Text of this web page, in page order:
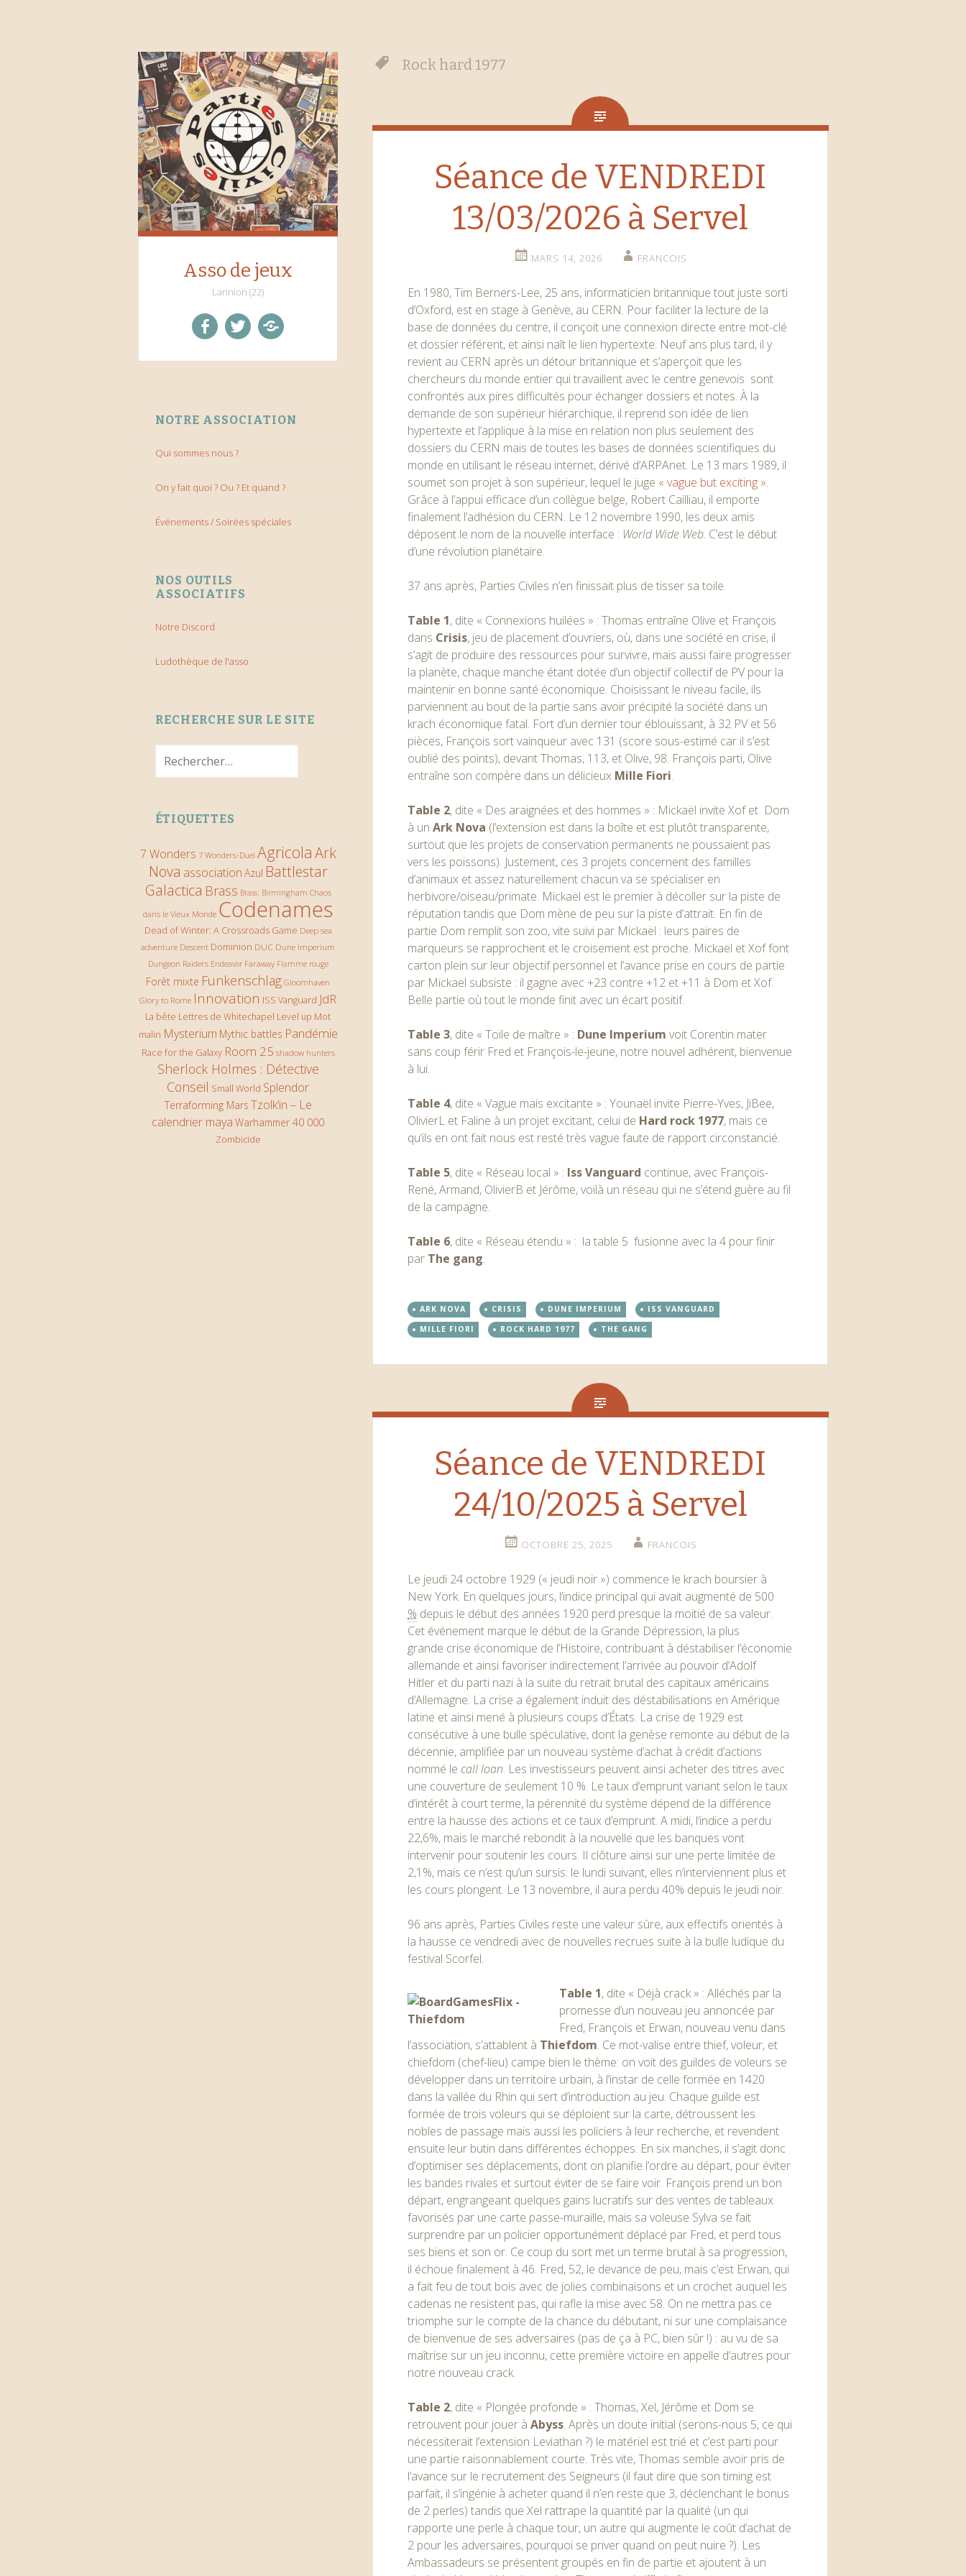
Asso de jeux
Lannion (22)
NOTRE ASSOCIATION
Qui sommes nous ?
On y fait quoi ? Ou ? Et quand ?
Événements / Soirées spéciales
NOS OUTILS
ASSOCIATIFS
Notre Discord
Ludothèque de l'asso
RECHERCHE SUR LE SITE
ÉTIQUETTES
7 Wonders 7 Wonders-Duel AgricolaArk
Nova association Azul Battlestar
Galactica Brass Brass: Birmingham Chaos
dans le Vieux Monde Codenames
Dead of Winter: A Crossroads Game Deep sea
adventure Descent Dominion DUC Dune Imperium
Dungeon Raiders Endeavor Faraway Flamme rouge
Forêt mixte Funkenschlag Gloomhaven
Glory to Rome Innovation ISS Vanguard JdR
La bête Lettres de Whitechapel Level up Mot
malin Mysterium Mythic battles Pandémie
Race for the Galaxy Room 25 shadow hunters
Sherlock Holmes : Détective
Conseil Small World Splendor
Terraforming Mars Tzolk’in – Le
calendrier maya Warhammer 40 000
Zombicide
Rock hard 1977
Séance de VENDREDI
13/03/2026 à Servel
MARS 14, 2026 FRANCOIS
En 1980, Tim Berners-Lee, 25 ans, informaticien britannique tout juste sorti
d’Oxford, est en stage à Genève, au CERN. Pour faciliter la lecture de la
base de données du centre, il conçoit une connexion directe entre mot-clé
et dossier référent, et ainsi naît le lien hypertexte. Neuf ans plus tard, il y
revient au CERN après un détour britannique et s’aperçoit que les
chercheurs du monde entier qui travaillent avec le centre genevois sont
confrontés aux pires difficultés pour échanger dossiers et notes. À la
demande de son supérieur hiérarchique, il reprend son idée de lien
hypertexte et l’applique à la mise en relation non plus seulement des
dossiers du CERN mais de toutes les bases de données scientifiques du
monde en utilisant le réseau internet, dérivé d’ARPAnet. Le 13 mars 1989, il
soumet son projet à son supérieur, lequel le juge « vague but exciting ».
Grâce à l’appui efficace d’un collègue belge, Robert Cailliau, il emporte
finalement l’adhésion du CERN. Le 12 novembre 1990, les deux amis
déposent le nom de la nouvelle interface : World Wide Web. C’est le début
d’une révolution planétaire.
37 ans après, Parties Civiles n’en finissait plus de tisser sa toile.
Table 1, dite « Connexions huilées » : Thomas entraîne Olive et François
dans Crisis, jeu de placement d’ouvriers, où, dans une société en crise, il
s’agit de produire des ressources pour survivre, mais aussi faire progresser
la planète, chaque manche étant dotée d’un objectif collectif de PV pour la
maintenir en bonne santé économique. Choisissant le niveau facile, ils
parviennent au bout de la partie sans avoir précipité la société dans un
krach économique fatal. Fort d’un dernier tour éblouissant, à 32 PV et 56
pièces, François sort vainqueur avec 131 (score sous-estimé car il s’est
oublié des points), devant Thomas, 113, et Olive, 98. François parti, Olive
entraîne son compère dans un délicieux Mille Fiori.
Table 2, dite « Des araignées et des hommes » : Mickaël invite Xof et Dom
à unArk Nova (l’extension est dans la boîte et est plutôt transparente,
surtout que les projets de conservation permanents ne poussaient pas
vers les poissons). Justement, ces 3 projets concernent des familles
d’animaux et assez naturellement chacun va se spécialiser en
herbivore/oiseau/primate. Mickaël est le premier à décoller sur la piste de
réputation tandis que Dom mène de peu sur la piste d’attrait. En fin de
partie Dom remplit son zoo, vite suivi par Mickaël : leurs paires de
marqueurs se rapprochent et le croisement est proche. Mickaël et Xof font
carton plein sur leur objectif personnel et l’avance prise en cours de partie
par Mickaël subsiste : il gagne avec +23 contre +12 et +11 à Dom et Xof.
Belle partie où tout le monde finit avec un écart positif.
Table 3, dite « Toile de maître » : Dune Imperium voit Corentin mater
sans coup férir Fred et François-le-jeune, notre nouvel adhérent, bienvenue
à lui.
Table 4, dite « Vague mais excitante » : Younaël invite Pierre-Yves, JiBee,
OlivierL et Faline à un projet excitant, celui de Hard rock 1977, mais ce
qu’ils en ont fait nous est resté très vague faute de rapport circonstancié.
Table 5, dite « Réseau local » : Iss Vanguard continue, avec François-
René, Armand, OlivierB et Jérôme, voilà un réseau qui ne s’étend guère au fil
de la campagne.
Table 6, dite « Réseau étendu » : la table 5 fusionne avec la 4 pour finir
par The gang.
ARK NOVA CRISIS DUNE IMPERIUM
ISS VANGUARD
MILLE FIORI
ROCK HARD 1977 THE GANG
Séance de VENDREDI
24/10/2025 à Servel
OCTOBRE 25, 2025 FRANCOIS
Le jeudi 24 octobre 1929 (« jeudi noir ») commence le krach boursier à
New York. En quelques jours, l’indice principal qui avait augmenté de 500
% depuis le début des années 1920 perd presque la moitié de sa valeur.
Cet événement marque le début de la Grande Dépression, la plus
grande crise économique de l’Histoire, contribuant à déstabiliser l’économie
allemande et ainsi favoriser indirectement l’arrivée au pouvoir d’Adolf
Hitler et du parti nazi à la suite du retrait brutal des capitaux américains
d’Allemagne. La crise a également induit des déstabilisations en Amérique
latine et ainsi mené à plusieurs coups d’États. La crise de 1929 est
consécutive à une bulle spéculative, dont la genèse remonte au début de la
décennie, amplifiée par un nouveau système d’achat à crédit d’actions
nommé le call loan. Les investisseurs peuvent ainsi acheter des titres avec
une couverture de seulement 10 %. Le taux d’emprunt variant selon le taux
d’intérêt à court terme, la pérennité du système dépend de la différence
entre la hausse des actions et ce taux d’emprunt. A midi, l’indice a perdu
22,6%, mais le marché rebondit à la nouvelle que les banques vont
intervenir pour soutenir les cours. Il clôture ainsi sur une perte limitée de
2,1%, mais ce n’est qu’un sursis: le lundi suivant, elles n’interviennent plus et
les cours plongent. Le 13 novembre, il aura perdu 40% depuis le jeudi noir.
96 ans après, Parties Civiles reste une valeur sûre, aux effectifs orientés à
la hausse ce vendredi avec de nouvelles recrues suite à la bulle ludique du
festival Scorfel.
Table 1, dite « Déjà crack » : Alléchés par la
promesse d’un nouveau jeu annoncée par
Fred, François et Erwan, nouveau venu dans
l’association, s’attablent à Thiefdom. Ce mot-valise entre thief, voleur, et
chiefdom (chef-lieu) campe bien le thème: on voit des guildes de voleurs se
développer dans un territoire urbain, à l’instar de celle formée en 1420
dans la vallée du Rhin qui sert d’introduction au jeu. Chaque guilde est
formée de trois voleurs qui se déploient sur la carte, détroussent les
nobles de passage mais aussi les policiers à leur recherche, et revendent
ensuite leur butin dans différentes échoppes. En six manches, il s’agit donc
d’optimiser ses déplacements, dont on planifie l’ordre au départ, pour éviter
les bandes rivales et surtout éviter de se faire voir. François prend un bon
départ, engrangeant quelques gains lucratifs sur des ventes de tableaux
favorisés par une carte passe-muraille, mais sa voleuse Sylva se fait
surprendre par un policier opportunément déplacé par Fred, et perd tous
ses biens et son or. Ce coup du sort met un terme brutal à sa progression,
il échoue finalement à 46. Fred, 52, le devance de peu, mais c’est Erwan, qui
a fait feu de tout bois avec de jolies combinaisons et un crochet auquel les
cadenas ne resistent pas, qui rafle la mise avec 58. On ne mettra pas ce
triomphe sur le compte de la chance du débutant, ni sur une complaisance
de bienvenue de ses adversaires (pas de ça à PC, bien sûr !) : au vu de sa
maîtrise sur un jeu inconnu, cette première victoire en appelle d’autres pour
notre nouveau crack.
Table 2, dite « Plongée profonde » : Thomas, Xel, Jérôme et Dom se
retrouvent pour jouer àAbyss. Après un doute initial (serons-nous 5, ce qui
nécessiterait l’extension Leviathan ?) le matériel est trié et c’est parti pour
une partie raisonnablement courte. Très vite, Thomas semble avoir pris de
l’avance sur le recrutement des Seigneurs (il faut dire que son timing est
parfait, il s’ingénie à acheter quand il n’en reste que 3, déclenchant le bonus
de 2 perles) tandis que Xel rattrape la quantité par la qualité (un qui
rapporte une perle à chaque tour, un autre qui augmente le coût d’achat de
2 pour les adversaires, pourquoi se priver quand on peut nuire ?). Les
Ambassadeurs se présentent groupés en fin de partie et ajoutent à un